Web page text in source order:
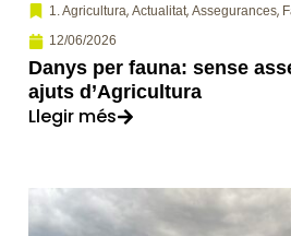
1. Agricultura, Actualitat, Assegurances,
12/06/2026
Danys per fauna: sense
ajuts d’Agricultura
Llegir més